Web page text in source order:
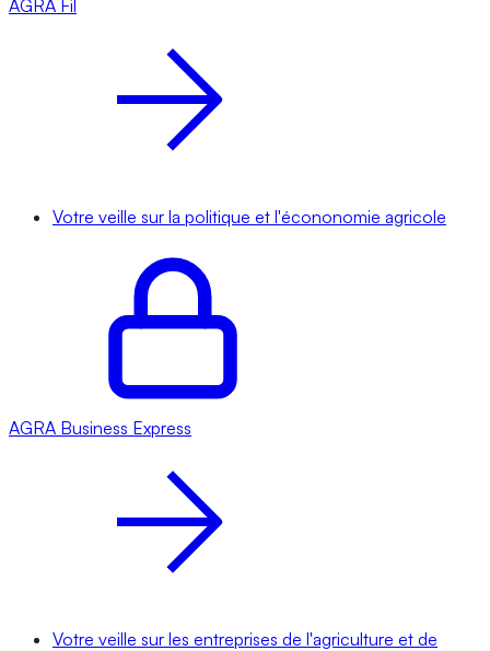
AGRA Fil
Votre veille sur la politique et l'écononomie agricole
AGRA Business Express
Votre veille sur les entreprises de l'agriculture et de